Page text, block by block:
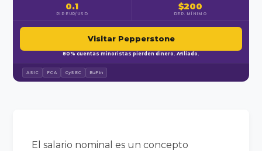
0.1
PIP EUR/USD
$200
DEP. MÍNIMO
Visitar Pepperstone
80% cuentas minoristas pierden dinero. Afiliado.
ASIC FCA CySEC BaFin
El salario nominal es un concepto